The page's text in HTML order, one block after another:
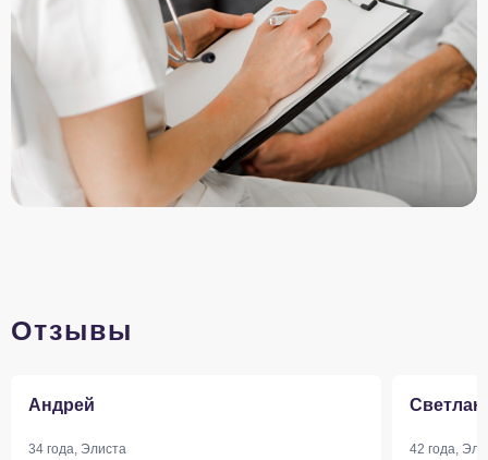
Отзывы
Андрей
34 года, Элиста 42 года,